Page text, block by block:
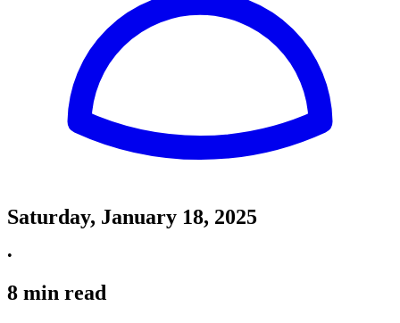
Saturday, January 18, 2025
•
8 min read